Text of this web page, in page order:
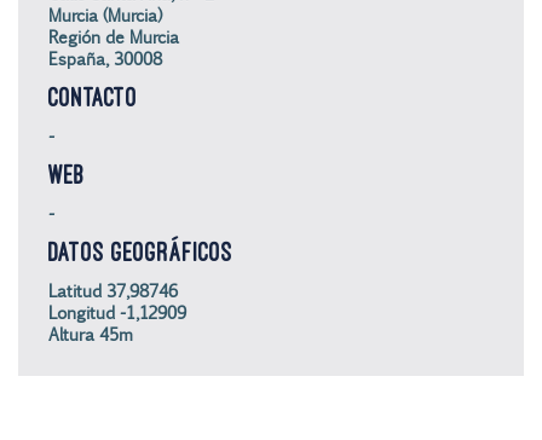
Murcia (Murcia)
Región de Murcia
España, 30008
CONTACTO
-
WEB
-
DATOS GEOGRÁFICOS
Latitud 37,98746
Longitud -1,12909
Altura 45m